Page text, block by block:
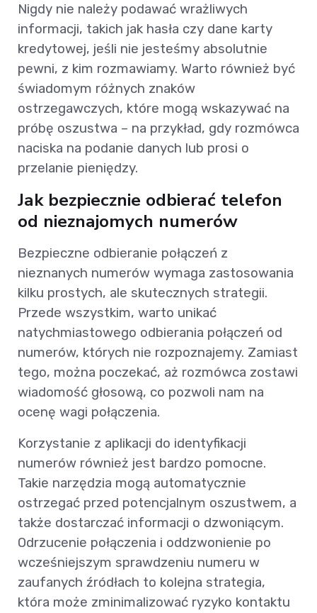
Nigdy nie należy podawać wrażliwych
informacji, takich jak hasła czy dane karty
kredytowej, jeśli nie jesteśmy absolutnie
pewni, z kim rozmawiamy. Warto również być
świadomym różnych znaków
ostrzegawczych, które mogą wskazywać na
próbę oszustwa – na przykład, gdy rozmówca
naciska na podanie danych lub prosi o
przelanie pieniędzy.
Jak bezpiecznie odbierać telefon
od nieznajomych numerów
Bezpieczne odbieranie połączeń z
nieznanych numerów wymaga zastosowania
kilku prostych, ale skutecznych strategii.
Przede wszystkim, warto unikać
natychmiastowego odbierania połączeń od
numerów, których nie rozpoznajemy. Zamiast
tego, można poczekać, aż rozmówca zostawi
wiadomość głosową, co pozwoli nam na
ocenę wagi połączenia.
Korzystanie z aplikacji do identyfikacji
numerów również jest bardzo pomocne.
Takie narzędzia mogą automatycznie
ostrzegać przed potencjalnym oszustwem, a
także dostarczać informacji o dzwoniącym.
Odrzucenie połączenia i oddzwonienie po
wcześniejszym sprawdzeniu numeru w
zaufanych źródłach to kolejna strategia,
która może zminimalizować ryzyko kontaktu